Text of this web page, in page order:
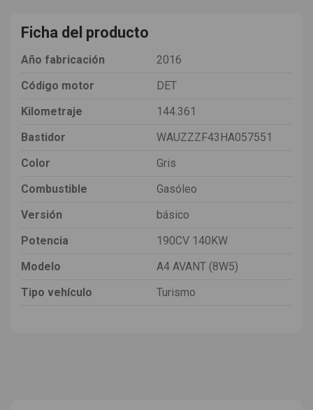
Ficha del producto
Año fabricación
2016
Código motor
DET
Kilometraje
144.361
Bastidor
WAUZZZF43HA057551
Color
Gris
Combustible
Gasóleo
Versión
básico
Potencia
190CV 140KW
Modelo
A4 AVANT (8W5)
Tipo vehículo
Turismo